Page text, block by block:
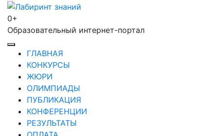
Перейти
содержимому
Enter)
Лабиринт знаний
0+
Образовательный интернет-портал
ГЛАВНАЯ
КОНКУРСЫ
ЖЮРИ
ОЛИМПИАДЫ
ПУБЛИКАЦИЯ
КОНФЕРЕНЦИИ
РЕЗУЛЬТАТЫ